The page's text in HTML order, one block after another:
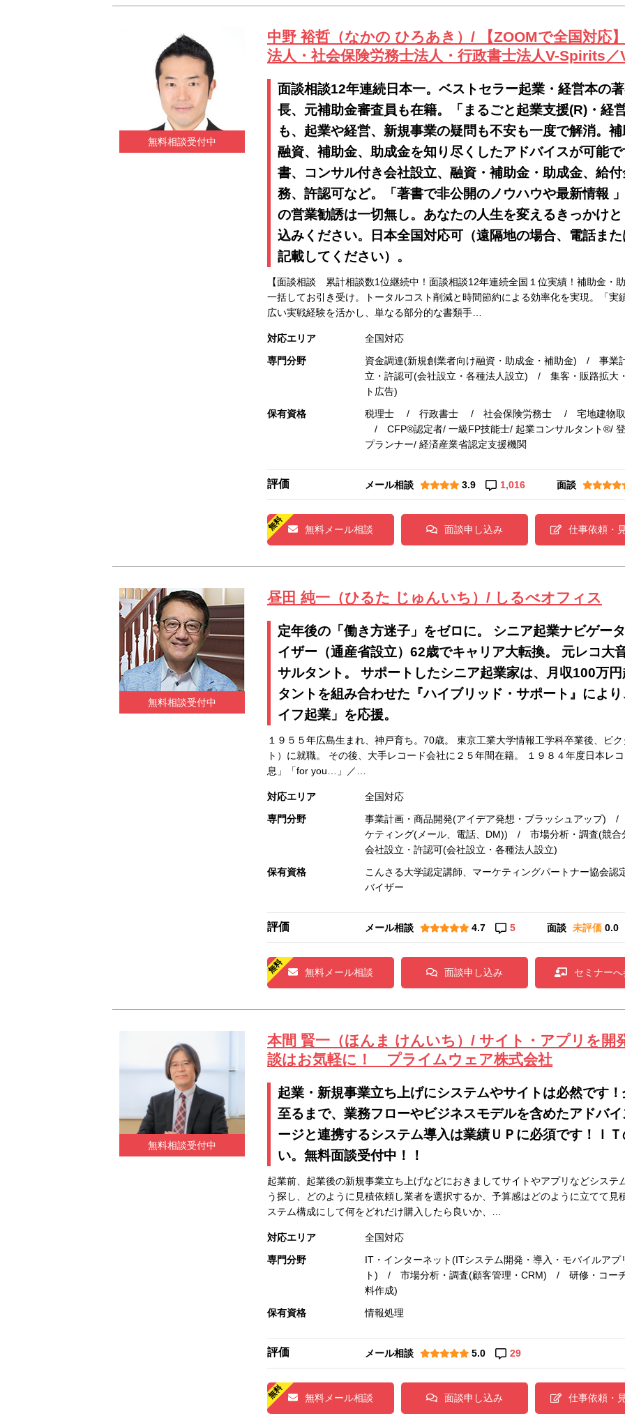
無料相談受付中
中野 裕哲（なかの ひろあき）/ 【ZOOMで全国対応
法人・社会保険労務士法人・行政書士法人V-Spirits
面談相談12年連続日本一。ベストセラー起業・経営本の
長、元補助金審査員も在籍。「まるごと起業支援(R)・経
も、起業や経営、新規事業の疑問も不安も一度で解消。
融資、補助金、助成金を知り尽くしたアドバイスが可能
書、コンサル付き会社設立、融資・補助金・助成金、給
務、許認可など。「著書で非公開のノウハウや最新情報
の営業勧誘は一切無し。あなたの人生を変えるきっかけ
込みください。日本全国対応可（遠隔地の場合、電話ま
記載してください）。
【面談相談 累計相談数1位継続中！面談相談12年連続全国１位実績！補助金
一括してお引き受け。トータルコスト削減と時間節約による効率化を実現。「
広い実戦経験を活かし、単なる部分的な書類手…
対応エリア
全国対応
専門分野
資金調達(新規創業者向け融資・助成金・補助金) / 事
立・許認可(会社設立・各種法人設立) / 集客・販路拡大
ト広告)
保有資格
税理士 / 行政書士 / 社会保険労務士 / 宅地建物取
/ CFP®認定者/ 一級FP技能士/ 起業コンサルタント®/
プランナー/ 経済産業省認定支援機関
評価 メール相談 3.9 1,016 面談
無料メール相談 面談申し込み 仕事依頼・
無料相談受付中
昼田 純一（ひるた じゅんいち）/ しるべオフィス
定年後の「働き方迷子」をゼロに。 シニア起業ナビゲー
イザー（通産省設立）62歳でキャリア大転換。 元レコ
サルタント。 サポートしたシニア起業家は、月収100万
タントを組み合わせた『ハイブリッド・サポート』によ
イフ起業」を応援。
１９５５年広島生まれ、神戸育ち。70歳。 東京工業大学情報工学科卒業後、ビ
ト）に就職。 その後、大手レコード会社に２５年間在籍。 １９８４年度日本レ
息」「for you…」／…
対応エリア
全国対応
専門分野
事業計画・商品開発(アイデア発想・ブラッシュアップ)
ケティング(メール、電話、DM)) / 市場分析・調査(競
会社設立・許認可(会社設立・各種法人設立)
保有資格
こんさる大学認定講師、マーケティングパートナー協会
バイザー
評価 メール相談 4.7 5 面談 未評価 0.0
無料メール相談 面談申し込み セミナー
無料相談受付中
本間 賢一（ほんま けんいち）/ サイト・アプリを開
談はお気軽に！ プライムウェア株式会社
起業・新規事業立ち上げにシステムやサイトは必然です
至るまで、業務フローやビジネスモデルを含めたアドバ
ージと連携するシステム導入は業績ＵＰに必須です！Ｉ
い。無料面談受付中！！
起業前、起業後の新規事業立ち上げなどにおきましてサイトやアプリなどシス
う探し、どのように見積依頼し業者を選択するか、予算感はどのように立てて
ステム構成にして何をどれだけ購入したら良いか、…
対応エリア
全国対応
専門分野
IT・インターネット(ITシステム開発・導入・モバイルア
ト) / 市場分析・調査(顧客管理・CRM) / 研修・コーチ
料作成)
保有資格
情報処理
評価 メール相談 5.0 29
無料メール相談 面談申し込み 仕事依頼・